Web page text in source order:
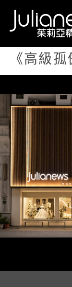
《高級